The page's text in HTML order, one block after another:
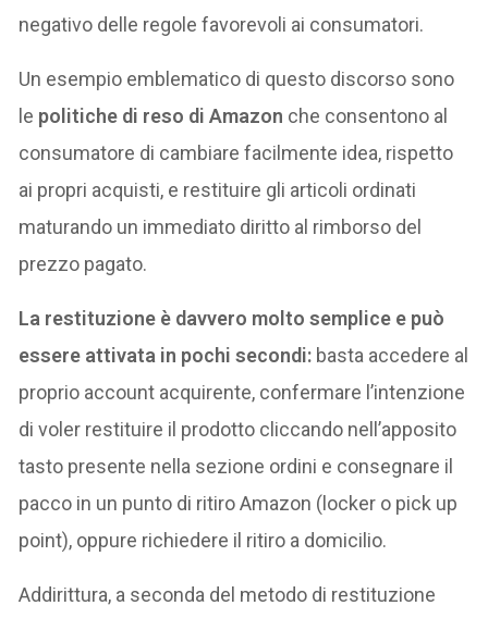
negativo delle regole favorevoli ai consumatori.
Un esempio emblematico di questo discorso sono
le politiche di reso di Amazon che consentono al
consumatore di cambiare facilmente idea, rispetto
ai propri acquisti, e restituire gli articoli ordinati
maturando un immediato diritto al rimborso del
prezzo pagato.
La restituzione è davvero molto semplice e può
essere attivata in pochi secondi: basta accedere al
proprio account acquirente, confermare l’intenzione
di voler restituire il prodotto cliccando nell’apposito
tasto presente nella sezione ordini e consegnare il
pacco in un punto di ritiro Amazon (locker o pick up
point), oppure richiedere il ritiro a domicilio.
Addirittura, a seconda del metodo di restituzione